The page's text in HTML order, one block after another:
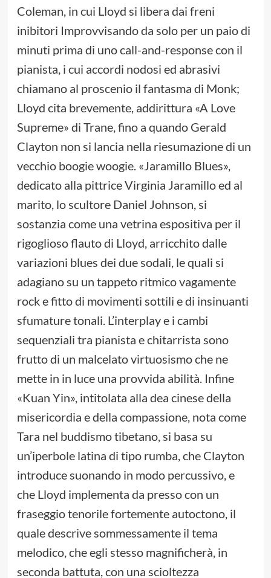
Coleman, in cui Lloyd si libera dai freni
inibitori Improvvisando da solo per un paio di
minuti prima di uno call-and-response con il
pianista, i cui accordi nodosi ed abrasivi
chiamano al proscenio il fantasma di Monk;
Lloyd cita brevemente, addirittura «A Love
Supreme» di Trane, fino a quando Gerald
Clayton non si lancia nella riesumazione di un
vecchio boogie woogie. «Jaramillo Blues»,
dedicato alla pittrice Virginia Jaramillo ed al
marito, lo scultore Daniel Johnson, si
sostanzia come una vetrina espositiva per il
rigoglioso flauto di Lloyd, arricchito dalle
variazioni blues dei due sodali, le quali si
adagiano su un tappeto ritmico vagamente
rock e fitto di movimenti sottili e di insinuanti
sfumature tonali. L’interplay e i cambi
sequenziali tra pianista e chitarrista sono
frutto di un malcelato virtuosismo che ne
mette in in luce una provvida abilità. Infine
«Kuan Yin», intitolata alla dea cinese della
misericordia e della compassione, nota come
Tara nel buddismo tibetano, si basa su
un’iperbole latina di tipo rumba, che Clayton
introduce suonando in modo percussivo, e
che Lloyd implementa da presso con un
fraseggio tenorile fortemente autoctono, il
quale descrive sommessamente il tema
melodico, che egli stesso magnificherà, in
seconda battuta, con una scioltezza